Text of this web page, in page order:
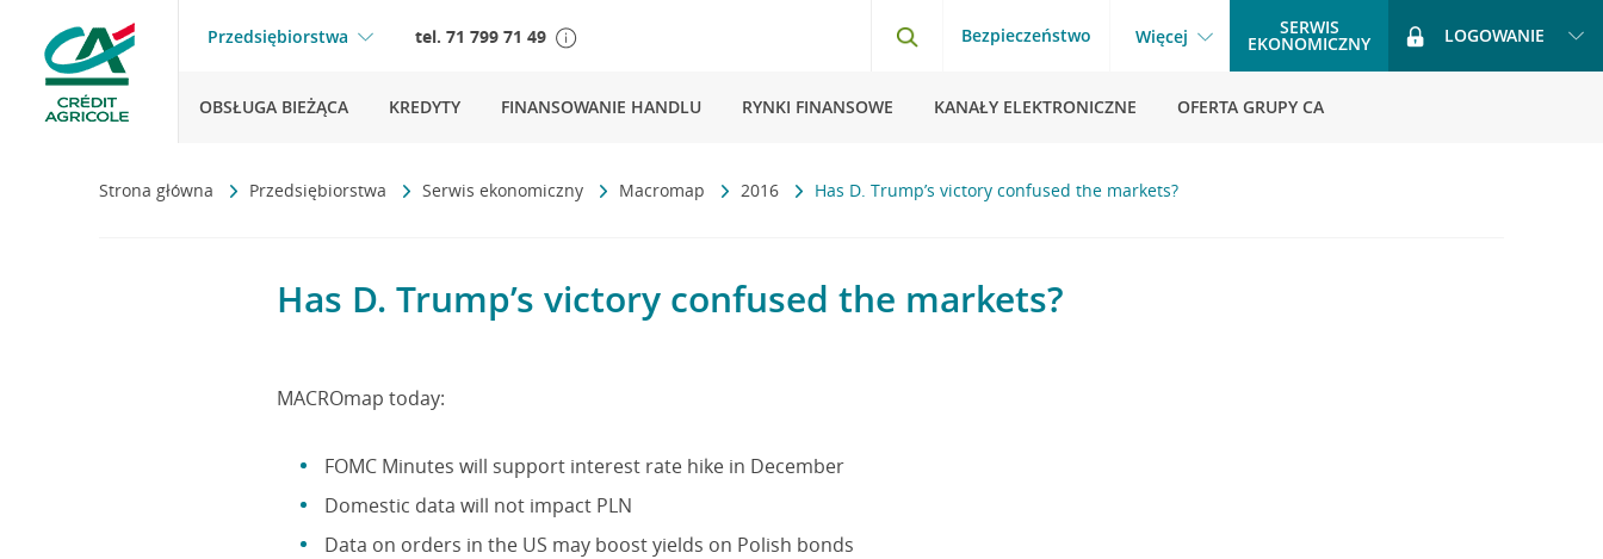
Przedsiębiorstwa tel. 71 799 71 49 Bezpieczeństwo Więcej SERWIS
EKONOMICZNY LOGOWANIE
OBSŁUGA BIEŻĄCA KREDYTY FINANSOWANIE HANDLU RYNKI FINANSOWE KANAŁY ELEKTRONICZNE OFERTA GRUPY CA
Strona główna Przedsiębiorstwa Serwis ekonomiczny Macromap 2016 Has D. Trump’s victory confused the markets?
Has D. Trump’s victory confused the markets?
MACROmap today:
FOMC Minutes will support interest rate hike in December
Domestic data will not impact PLN
Data on orders in the US may boost yields on Polish bonds